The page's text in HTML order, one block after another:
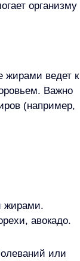
организму
жирами ведет к
Важно
(например,
жирами.
авокадо.
или